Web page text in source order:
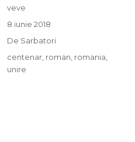
Autor
veve
Publicat
pe
8 iunie 2018
Categorii
De Sarbatori
Etichete
centenar roman romania
unire